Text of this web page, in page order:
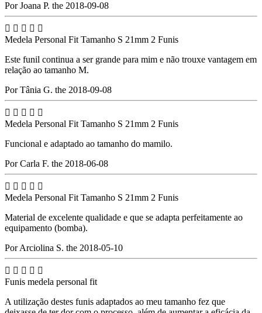
Por Joana P. the 2018-09-08
    
Medela Personal Fit Tamanho S 21mm 2 Funis
Este funil continua a ser grande para mim e não trouxe vantagem em
relação ao tamanho M.
Por Tânia G. the 2018-09-08
    
Medela Personal Fit Tamanho S 21mm 2 Funis
Funcional e adaptado ao tamanho do mamilo.
Por Carla F. the 2018-06-08
    
Medela Personal Fit Tamanho S 21mm 2 Funis
Material de excelente qualidade e que se adapta perfeitamente ao
equipamento (bomba).
Por Arciolina S. the 2018-05-10
    
Funis medela personal fit
A utilização destes funis adaptados ao meu tamanho fez que